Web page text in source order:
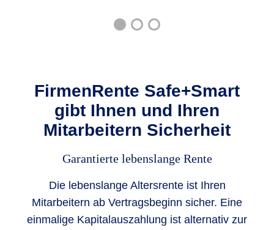
FirmenRente Safe+Smart
gibt Ihnen und Ihren
Mitarbeitern Sicherheit
Garantierte lebenslange Rente
Die lebenslange Altersrente ist Ihren
Mitarbeitern ab Vertragsbeginn sicher. Eine
einmalige Kapitalauszahlung ist alternativ zur